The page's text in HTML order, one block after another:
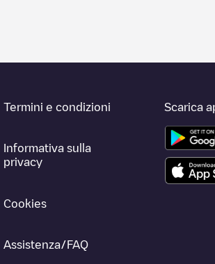
Termini e condizioni
Informativa sulla
privacy
Cookies
Assistenza/FAQ
Scarica